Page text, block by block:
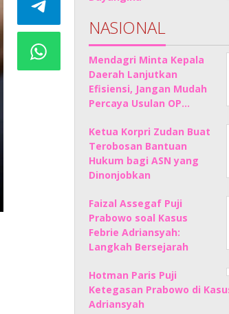
NASIONAL
Mendagri Minta Kepala
Daerah Lanjutkan
Efisiensi, Jangan Mudah
Percaya Usulan OP…
Ketua Korpri Zudan Buat
Terobosan Bantuan
Hukum bagi ASN yang
Dinonjobkan
Faizal Assegaf Puji
Prabowo soal Kasus
Febrie Adriansyah:
Langkah Bersejarah
Hotman Paris Puji
Ketegasan Prabowo di
Adriansyah